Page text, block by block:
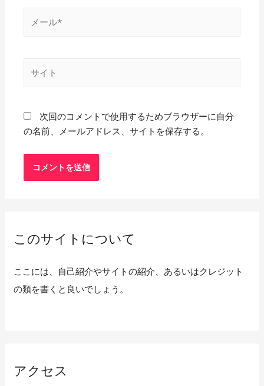
ー
次回のコメントで使用するためブラウザーに自分
の名前、メールアドレス、サイトを保存する。
このサイトについて
ここには、自己紹介やサイトの紹介、あるいはクレジット
の類を書くと良いでしょう。
アクセス